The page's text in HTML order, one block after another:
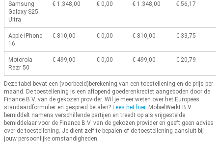
Samsung
Galaxy S25
Ultra
€ 1.348,00 € 0,00 € 1.348,00 € 56,17
Apple iPhone
16
€ 810,00 € 0,00 € 810,00 € 33,75
Motorola
Razr 50
€ 499,00 € 0,00 € 499,00 € 20,79
Deze tabel bevat een (voorbeeld)berekening van een toestellening en de prijs per
maand. De toestellening is een aflopend goederenkrediet aangeboden door de
Finance B.V. van de gekozen provider. Wil je meer weten over het Europees
standaardformulier en gespreid betalen? Lees het hier. MobielWerkt B.V.
bemiddelt namens verschillende partijen en treedt op als vrijgestelde
bemiddelaar voor de Finance B.V. van de gekozen provider en geeft geen advies
over de toestellening. Je dient zelf te bepalen of de toestellening aansluit bij
jouw persoonlijke omstandigheden.